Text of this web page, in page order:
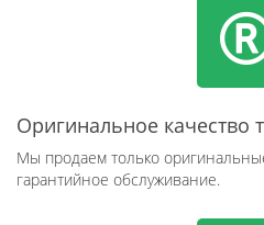
Оригинальное качество
Мы продаем только
гарантийное обслуживание.